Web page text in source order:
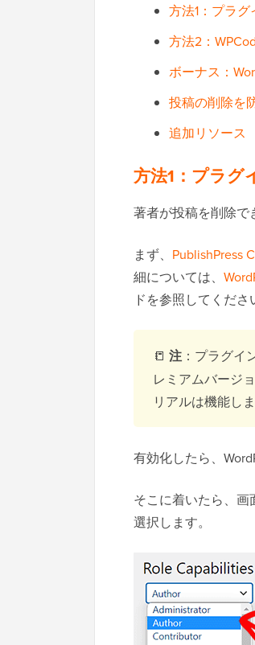
方法1：プラ
方法2：
ボーナス：
投稿の削除を
追加リソース
方法1：プラグ
著者が投稿を削除で
まず、 PublishPress
細については、
ドを参照してくださ
📒 注 ：プラグイ
レミアムバージ
リアルは機能しま
有効化したら、
そこに着いたら、
選択します。